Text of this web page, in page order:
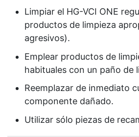
Limpiar el HG-VCI ONE
productos de limpieza
agresivos).
Emplear productos de
habituales con un paño de
Reemplazar de inmediato
componente dañado.
Utilizar sólo piezas de